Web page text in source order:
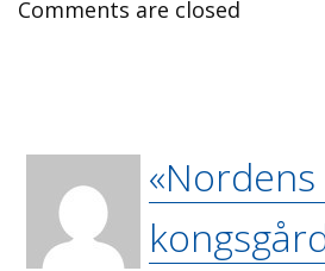
Comments are closed